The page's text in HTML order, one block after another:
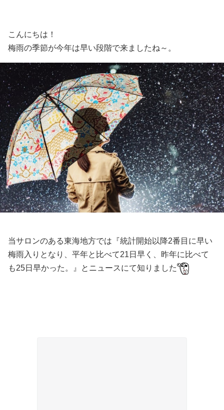
こんにちは！
梅雨の季節が今年は早い段階で来ましたね～。
当サロンのある東海地方では『統計開始以降2番目に早い
梅雨入りとなり、平年と比べて21日早く、昨年に比べて
も25日早かった。』とニュースにて知りました